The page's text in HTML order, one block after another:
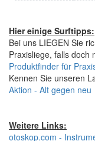
Hier einige Surftipps:
Bei uns LIEGEN Sie
Praxisliege, falls doch
Produktfinder für
Kennen Sie unseren
Aktion - Alt gegen neu
Weitere Links:
otoskop.com -